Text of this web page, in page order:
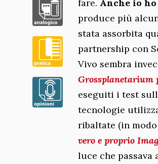
fare. Anche io
produce più
stata assorbita
partnership con
Vivo sembra
Grossplanetarium
eseguiti i test
tecnologie
ribaltate (in modo
vero e proprio
luce che